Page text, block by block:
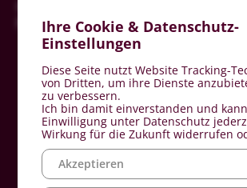
www.st-agatha-mettingen.de
Ihre Cookie & Datenschutz-
Einstellungen
Diese Seite nutzt Website Tracking-
von Dritten, um ihre Dienste
zu verbessern.
Ich bin damit einverstanden und
Einwilligung unter Datenschutz
Wirkung für die Zukunft widerrufen
Akzeptieren